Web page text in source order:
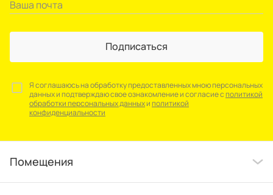
Подписаться
Я соглашаюсь на обработку предоставленных мною персональных
данных и подтверждаю свое ознакомление и согласие сполитикой
обработки персональных данныхиполитикой
конфиденциальности
Помещения